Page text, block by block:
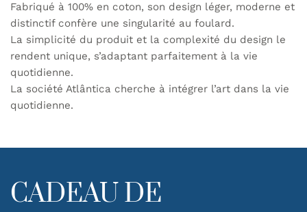
Fabriqué à 100% en coton, son design léger, moderne et
distinctif confère une singularité au foulard.
La simplicité du produit et la complexité du design le
rendent unique, s’adaptant parfaitement à la vie
quotidienne.
La société Atlântica cherche à intégrer l’art dans la vie
quotidienne.
CADEAU DE